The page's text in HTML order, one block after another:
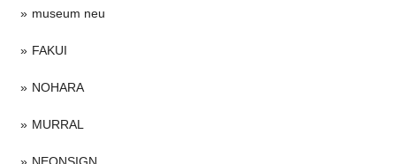
museum neu
FAKUI
NOHARA
MURRAL